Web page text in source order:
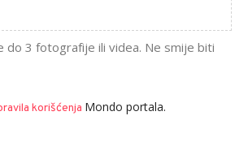
do 3 fotografije ili videa. Ne smije biti
korišćenja Mondo portala.